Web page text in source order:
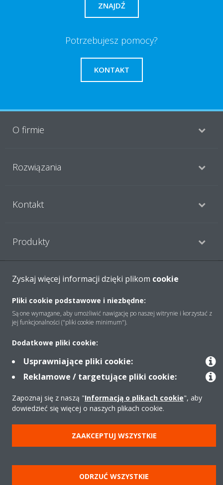
ZNAJDŹ
Potrzebujesz pomocy?
KONTAKT
O firmie
Rozwiązania
Kontakt
Produkty
Copyright © Daikin
Zastrzeżenia prawne
Cookies
Polityka Ochrony Danych
Etyka korporacyjna
Strategia podatkowa
Pompy ciepła
Klimatyzacja
Oczyszczacze powietrza
Zyskaj więcej informacji dzięki plikom cookie
Pliki cookie podstawowe i niezbędne:
Są one wymagane, aby umożliwić nawigację po naszej witrynie i korzystać z
jej funkcjonalności ("pliki cookie minimum").
Dodatkowe pliki cookie:
Usprawniające pliki cookie:
Reklamowe / targetujące pliki cookie:
Zapoznaj się z naszą "Informacją o plikach cookie", aby
dowiedzieć się więcej o naszych plikach cookie.
ZAAKCEPTUJ WSZYSTKIE
ODRZUĆ WSZYSTKIE